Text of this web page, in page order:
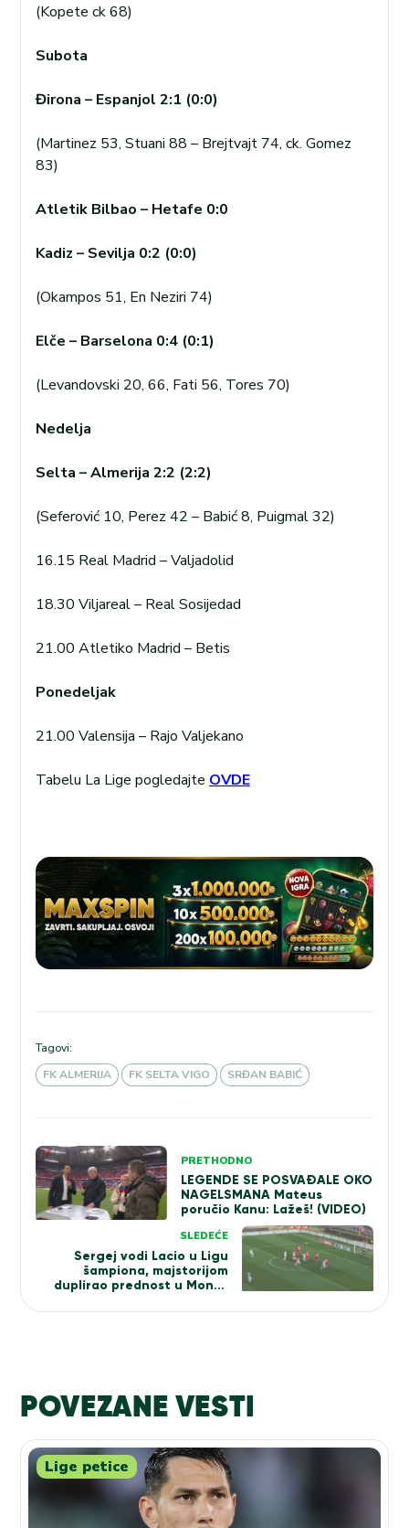
(Kopete ck 68)
Subota
Đirona – Espanjol 2:1 (0:0)
(Martinez 53, Stuani 88 – Brejtvajt 74, ck. Gomez
83)
Atletik Bilbao – Hetafe 0:0
Kadiz – Sevilja 0:2 (0:0)
(Okampos 51, En Neziri 74)
Elče – Barselona 0:4 (0:1)
(Levandovski 20, 66, Fati 56, Tores 70)
Nedelja
Selta – Almerija 2:2 (2:2)
(Seferović 10, Perez 42 – Babić 8, Puigmal 32)
16.15 Real Madrid – Valjadolid
18.30 Viljareal – Real Sosijedad
21.00 Atletiko Madrid – Betis
Ponedeljak
21.00 Valensija – Rajo Valjekano
Tabelu La Lige pogledajte OVDE
Tagovi:
FK ALMERIJA
FK SELTA VIGO SRĐAN BABIĆ
Kretanje
članka
PRETHODNO
LEGENDE SE POSVAĐALE OKO
NAGELSMANA Mateus
poručio Kanu: Lažeš! (VIDEO)
SLEDEĆE
Sergej vodi Lacio u Ligu
šampiona, majstorijom
duplirao prednost u Monci!
POVEZANE VESTI
Lige petice